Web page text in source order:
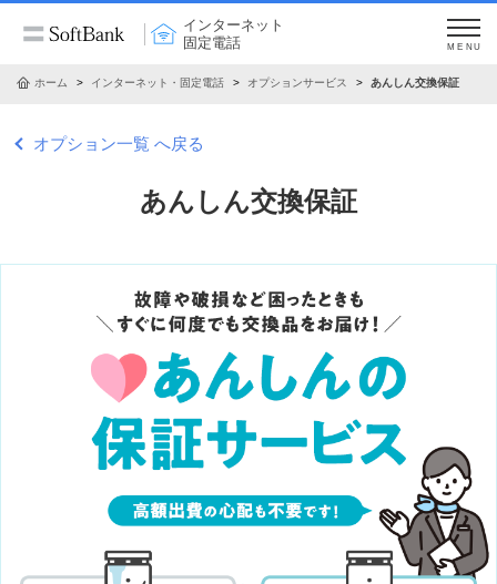
インターネット
固定電話
MENU
ホーム インターネット・固定電話 オプションサービス あんしん交換保証
オプション一覧 へ戻る
あんしん交換保証